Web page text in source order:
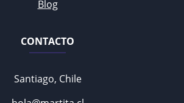
Blog
CONTACTO
Santiago, Chile